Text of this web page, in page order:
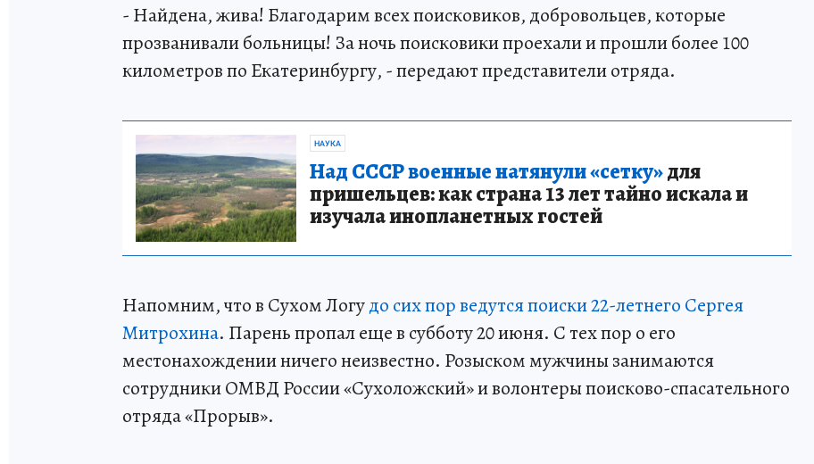
- Найдена, жива! Благодарим всех поисковиков, добровольцев, которые
прозванивали больницы! За ночь поисковики проехали и прошли более 100
километров по Екатеринбургу, - передают представители отряда.
НАУКА
Над СССР военные натянули «сетку»для
пришельцев: как страна 13 лет тайно искала и
изучала инопланетных гостей
Напомним, что в Сухом Логудо сих пор ведутся поиски 22-летнего Сергея
Митрохина. Парень пропал еще в субботу 20 июня. С тех пор о его
местонахождении ничего неизвестно. Розыском мужчины занимаются
сотрудники ОМВД России «Сухоложский» и волонтеры поисково-спасательного
отряда «Прорыв».